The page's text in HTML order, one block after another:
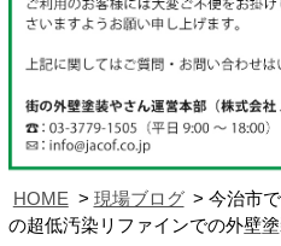
HOME 現場ブログ
今治市
の超低汚染リファインでの外壁塗